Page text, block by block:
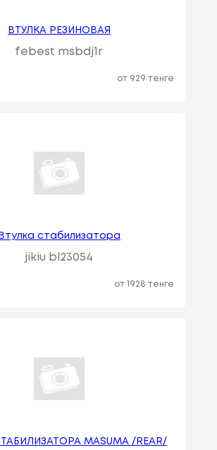
ВТУЛКА РЕЗИНОВАЯ
febest msbdj1r
от 929 тенге
Втулка стабилизатора
jikiu bl23054
от 1928 тенге
MASUMA /REAR/